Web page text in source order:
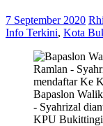
7 September 2020
Info Terkini, Kota
Bapaslon
- Syahrizal
KPU